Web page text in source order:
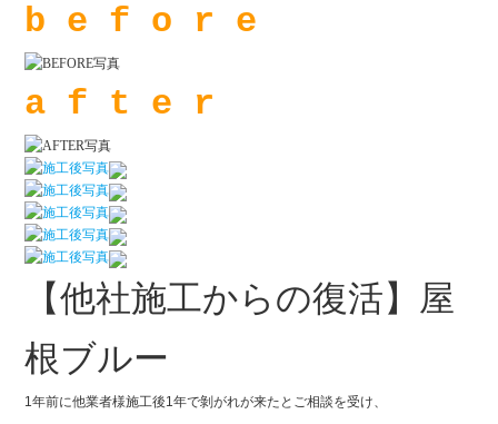
b e f o r e
a f t e r
【他社施工からの復活】屋
根ブルー
1年前に他業者様施工後1年で剝がれが来たとご相談を受け、